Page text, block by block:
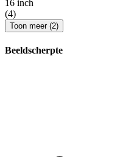
16 inch
(4)
Toon meer (2)
Beeldscherpte